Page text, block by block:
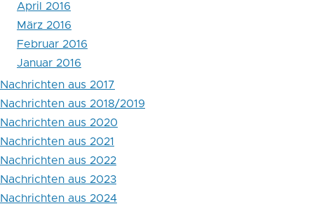
April 2016
März 2016
Februar 2016
Januar 2016
Nachrichten aus 2017
Nachrichten aus 2018/2019
Nachrichten aus 2020
Nachrichten aus 2021
Nachrichten aus 2022
Nachrichten aus 2023
Nachrichten aus 2024